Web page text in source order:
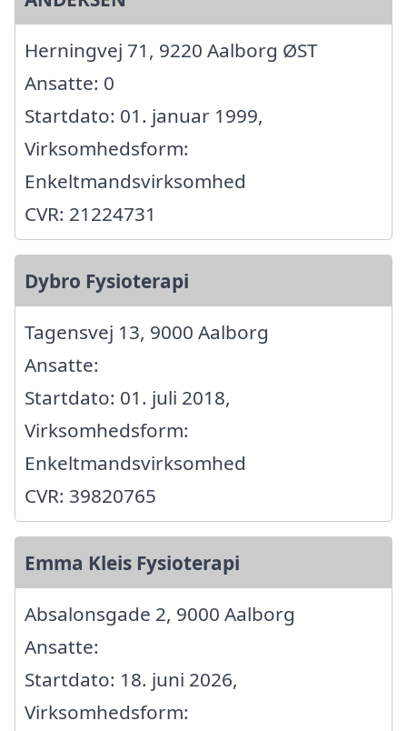
Herningvej 71, 9220 Aalborg ØST
Ansatte: 0
Startdato: 01. januar 1999,
Virksomhedsform:
Enkeltmandsvirksomhed
CVR: 21224731
Dybro Fysioterapi
Tagensvej 13, 9000 Aalborg
Ansatte:
Startdato: 01. juli 2018,
Virksomhedsform:
Enkeltmandsvirksomhed
CVR: 39820765
Emma Kleis Fysioterapi
Absalonsgade 2, 9000 Aalborg
Ansatte:
Startdato: 18. juni 2026,
Virksomhedsform: